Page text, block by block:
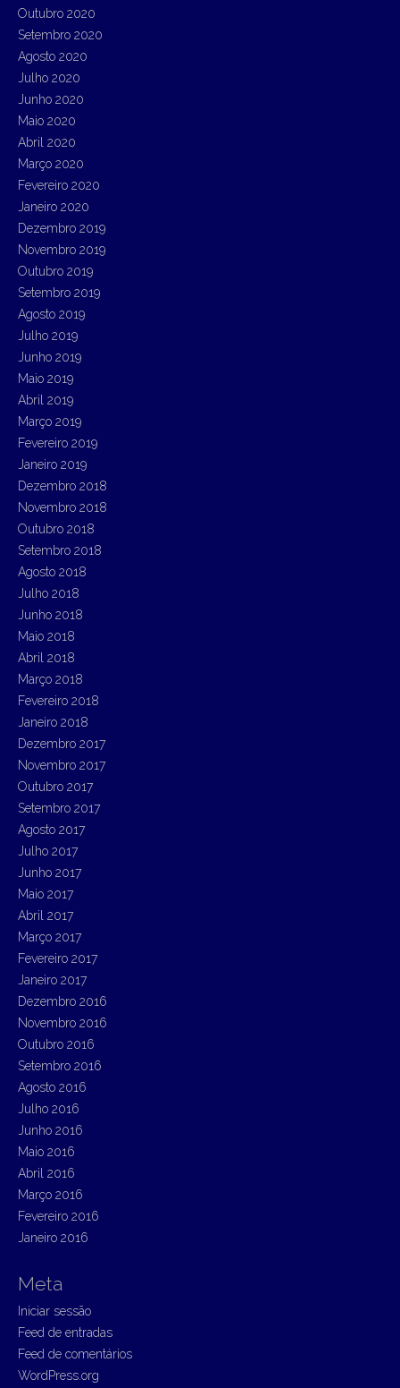
Outubro 2020
Setembro 2020
Agosto 2020
Julho 2020
Junho 2020
Maio 2020
Abril 2020
Março 2020
Fevereiro 2020
Janeiro 2020
Dezembro 2019
Novembro 2019
Outubro 2019
Setembro 2019
Agosto 2019
Julho 2019
Junho 2019
Maio 2019
Abril 2019
Março 2019
Fevereiro 2019
Janeiro 2019
Dezembro 2018
Novembro 2018
Outubro 2018
Setembro 2018
Agosto 2018
Julho 2018
Junho 2018
Maio 2018
Abril 2018
Março 2018
Fevereiro 2018
Janeiro 2018
Dezembro 2017
Novembro 2017
Outubro 2017
Setembro 2017
Agosto 2017
Julho 2017
Junho 2017
Maio 2017
Abril 2017
Março 2017
Fevereiro 2017
Janeiro 2017
Dezembro 2016
Novembro 2016
Outubro 2016
Setembro 2016
Agosto 2016
Julho 2016
Junho 2016
Maio 2016
Abril 2016
Março 2016
Fevereiro 2016
Janeiro 2016
Meta
Iniciar sessão
Feed de entradas
Feed de comentários
WordPress.org